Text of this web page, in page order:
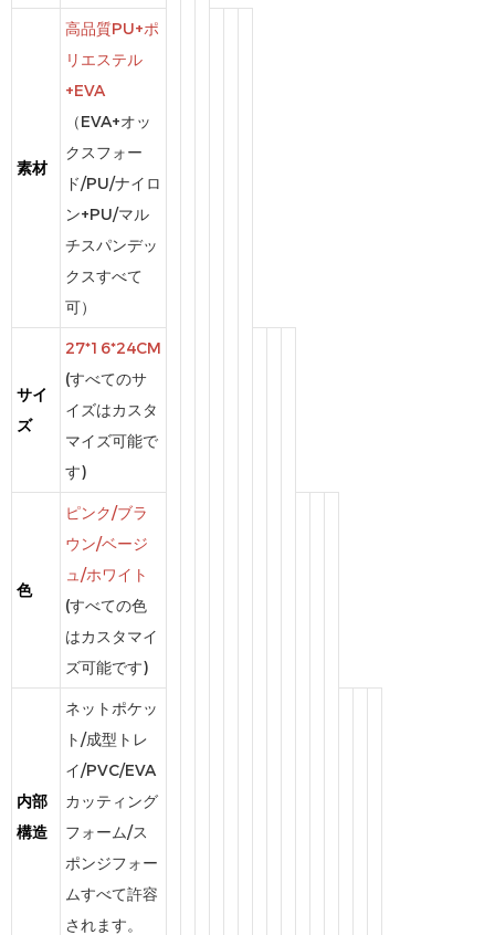
素材
高品質PU+ポ
リエステル
+EVA
（EVA+オッ
クスフォー
ド/PU/ナイロ
ン+PU/マル
チスパンデッ
クスすべて
可）
サイ
ズ
27*16*24CM
(すべてのサ
イズはカスタ
マイズ可能で
す)
色
ピンク/ブラ
ウン/ベージ
ュ/ホワイト
(すべての色
はカスタマイ
ズ可能です)
内部
構造
ネットポケッ
ト/成型トレ
イ/PVC/EVA
カッティング
フォーム/ス
ポンジフォー
ムすべて許容
されます。